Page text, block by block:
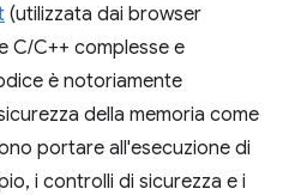
(utilizzata dai browser
C/C++ complesse e
è notoriamente
della memoria come
portare all'esecuzione di
i controlli di sicurezza e i